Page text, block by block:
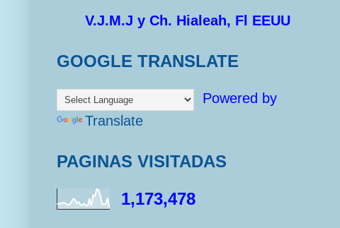
V.J.M.J y Ch. Hialeah, Fl EEUU
GOOGLE TRANSLATE
Powered by
Translate
PAGINAS VISITADAS
1,173,478